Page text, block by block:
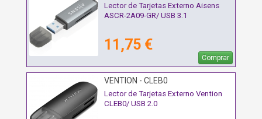
Lector de Tarjetas Externo Aisens
ASCR-2A09-GR/ USB 3.1
11,75 €
Comprar
VENTION - CLEB0
Lector de Tarjetas Externo Vention
CLEB0/ USB 2.0